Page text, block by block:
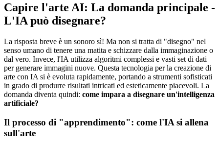
Capire l'arte AI: La domanda principale -
L'IA può disegnare?
La risposta breve è un sonoro sì! Ma non si tratta di "disegno" nel
senso umano di tenere una matita e schizzare dalla immaginazione o
dal vero. Invece, l'IA utilizza algoritmi complessi e vasti set di dati
per generare immagini nuove. Questa tecnologia per la creazione di
arte con IA si è evoluta rapidamente, portando a strumenti sofisticati
in grado di produrre risultati intricati ed esteticamente piacevoli. La
domanda diventa quindi: come impara a disegnare un'intelligenza
artificiale?
Il processo di "apprendimento": come l'IA si allena
sull'arte